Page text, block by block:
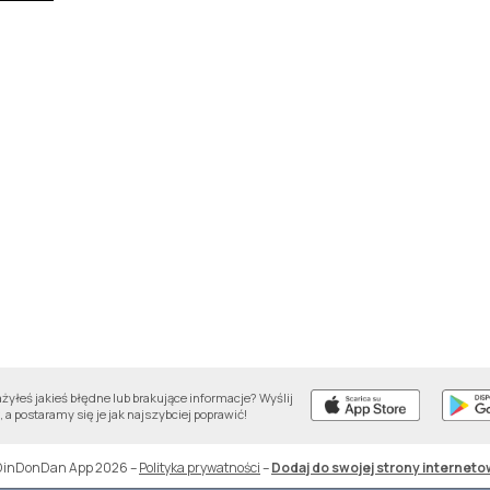
jakieś błędne lub brakujące informacje? Wyślij
a postaramy się je jak najszybciej poprawić!
App 2026–Polityka prywatności–Dodaj do swojej strony